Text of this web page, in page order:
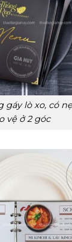
gáy lò xo, có
vệ ở 2 góc